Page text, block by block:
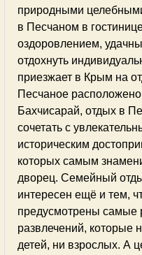
природными
в Песчаном в
оздоровлением,
отдохнуть
приезжает в Крым на
Песчаное
Бахчисарай, отдых в
сочетать с
историческим
которых самым
дворец. Семейный
интересен ещё и тем,
предусмотрены
развлечений, которые
детей, ни взрослых. А